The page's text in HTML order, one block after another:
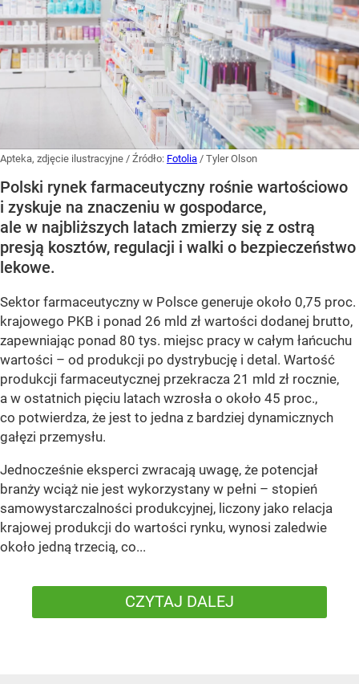
Apteka, zdjęcie ilustracyjne / Źródło: Fotolia / Tyler Olson
Polski rynek farmaceutyczny rośnie wartościowo
i zyskuje na znaczeniu w gospodarce,
ale w najbliższych latach zmierzy się z ostrą
presją kosztów, regulacji i walki o bezpieczeństwo
lekowe.
Sektor farmaceutyczny w Polsce generuje około 0,75 proc.
krajowego PKB i ponad 26 mld zł wartości dodanej brutto,
zapewniając ponad 80 tys. miejsc pracy w całym łańcuchu
wartości – od produkcji po dystrybucję i detal. Wartość
produkcji farmaceutycznej przekracza 21 mld zł rocznie,
a w ostatnich pięciu latach wzrosła o około 45 proc.,
co potwierdza, że jest to jedna z bardziej dynamicznych
gałęzi przemysłu.
Jednocześnie eksperci zwracają uwagę, że potencjał
branży wciąż nie jest wykorzystany w pełni – stopień
samowystarczalności produkcyjnej, liczony jako relacja
krajowej produkcji do wartości rynku, wynosi zaledwie
około jedną trzecią, co...
CZYTAJ DALEJ